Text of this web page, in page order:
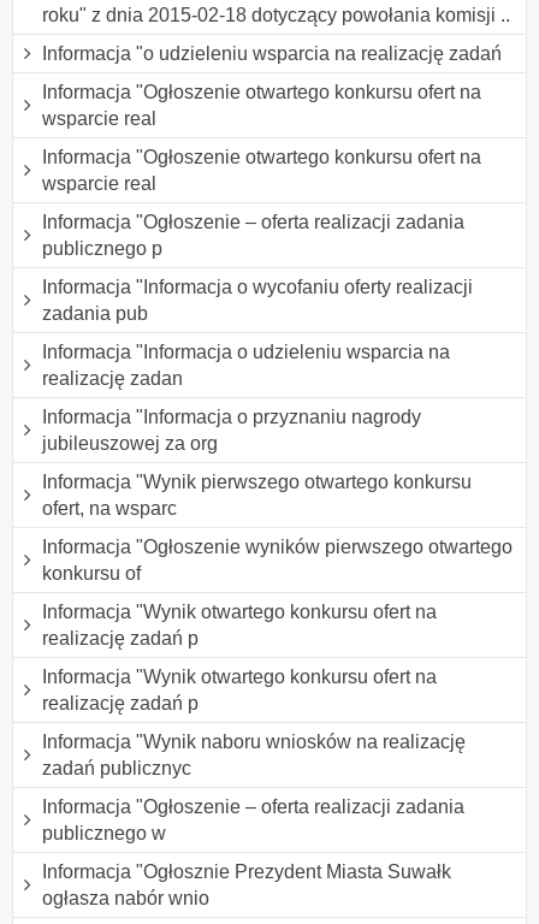
roku" z dnia 2015-02-18 dotyczący powołania komisji ..
Informacja "o udzieleniu wsparcia na realizację zadań
Informacja "Ogłoszenie otwartego konkursu ofert na
wsparcie real
Informacja "Ogłoszenie otwartego konkursu ofert na
wsparcie real
Informacja "Ogłoszenie – oferta realizacji zadania
publicznego p
Informacja "Informacja o wycofaniu oferty realizacji
zadania pub
Informacja "Informacja o udzieleniu wsparcia na
realizację zadan
Informacja "Informacja o przyznaniu nagrody
jubileuszowej za org
Informacja "Wynik pierwszego otwartego konkursu
ofert, na wsparc
Informacja "Ogłoszenie wyników pierwszego otwartego
konkursu of
Informacja "Wynik otwartego konkursu ofert na
realizację zadań p
Informacja "Wynik otwartego konkursu ofert na
realizację zadań p
Informacja "Wynik naboru wniosków na realizację
zadań publicznyc
Informacja "Ogłoszenie – oferta realizacji zadania
publicznego w
Informacja "Ogłosznie Prezydent Miasta Suwałk
ogłasza nabór wnio